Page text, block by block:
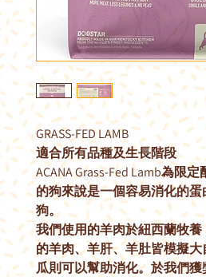
GRASS-FED LAMB
適合所有品種及生長階段
ACANA Grass-Fed Lamb為限
的狗來說是一個容易消化的
狗。
我們使用的羊肉於紐西蘭牧
的羊肉、羊肝、羊肚皆模擬
瓜則可以幫助消化。於我們